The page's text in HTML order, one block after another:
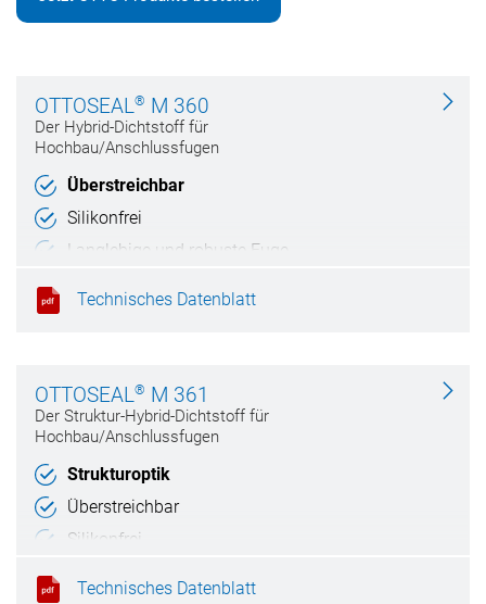
OTTOSEAL® M 360
Der Hybrid-Dichtstoff für
Hochbau/Anschlussfugen
Überstreichbar
Silikonfrei
Langlebige und robuste Fuge
Technisches Datenblatt
OTTOSEAL® M 361
Der Struktur-Hybrid-Dichtstoff für
Hochbau/Anschlussfugen
Strukturoptik
Überstreichbar
Silikonfrei
Technisches Datenblatt